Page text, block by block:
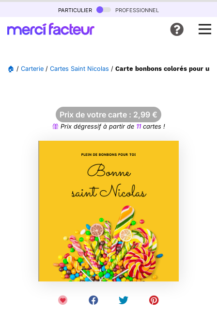
particulier professionnel
🏠 / Carterie / Cartes Saint Nicolas / Carte bonbons colorés pour
Prix de votre carte : 2,99 €
Prix dégressif à partir de 11cartes !